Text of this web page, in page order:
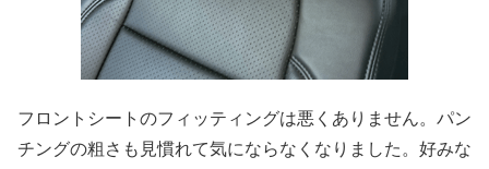
フロントシートのフィッティングは悪くありません。パン
チングの粗さも見慣れて気にならなくなりました。好みな